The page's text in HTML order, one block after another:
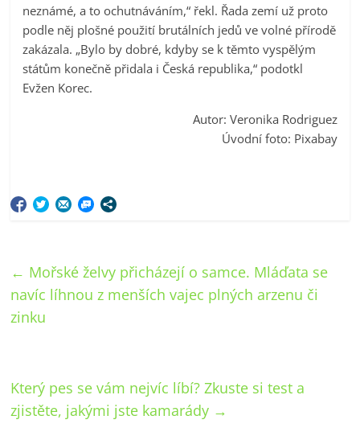
neznámé, a to ochutnáváním,“ řekl. Řada zemí už proto
podle něj plošné použití brutálních jedů ve volné přírodě
zakázala. „Bylo by dobré, kdyby se k těmto vyspělým
státům konečně přidala i Česká republika,“ podotkl
Evžen Korec.
Autor: Veronika Rodriguez
Úvodní foto: Pixabay
← Mořské želvy přicházejí o samce. Mláďata se
navíc líhnou z menších vajec plných arzenu či
zinku
Který pes se vám nejvíc líbí? Zkuste si test a
zjistěte, jakými jste kamarády →